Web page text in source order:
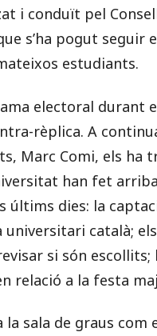
i conduït pel
s’ha pogut seguir
estudiants.
electoral durant
rèplica. A
Marc Comi, els ha
han fet
dies: la
universitari català;
si són escollits;
relació a la festa
sala de graus com